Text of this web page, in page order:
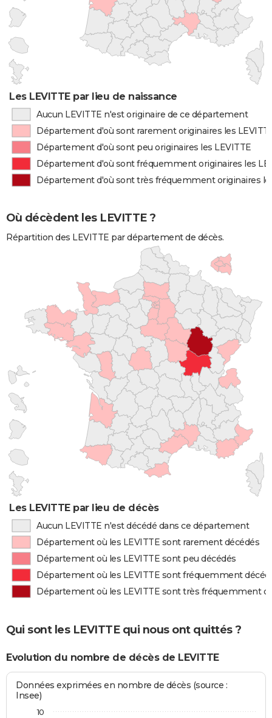
Les LEVITTE par lieu de naissance
Aucun LEVITTE n'est originaire de ce département
Département d'où sont rarement originaires les
Département d'où sont peu originaires les LEVITTE
Département d'où sont fréquemment originaires les
Département d'où sont très fréquemment originaires
Où décèdent les LEVITTE ?
Répartition des LEVITTE par département de décès.
Les LEVITTE par lieu de décès
Aucun LEVITTE n'est décédé dans ce département
Département où les LEVITTE sont rarement décédés
Département où les LEVITTE sont peu décédés
Département où les LEVITTE sont fréquemment
Département où les LEVITTE sont très fréquemment
Qui sont les LEVITTE qui nous ont quittés ?
Evolution du nombre de décès de LEVITTE
Données exprimées en nombre de décès (source :
Insee)
10